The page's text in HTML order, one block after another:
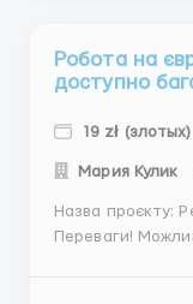
Робота на
доступно
19 zł (злотых)
Мария Кулик
Назва проєкту: Perla Локація:
Переваги! Можливість отримувати премії! Велика